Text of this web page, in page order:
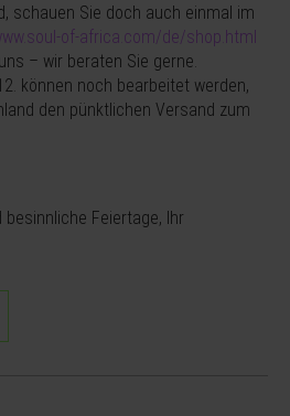
schauen Sie doch auch einmal im
of-africa.com/de/shop.html
– wir beraten Sie gerne.
können noch bearbeitet werden,
den pünktlichen Versand zum
Feiertage, Ihr